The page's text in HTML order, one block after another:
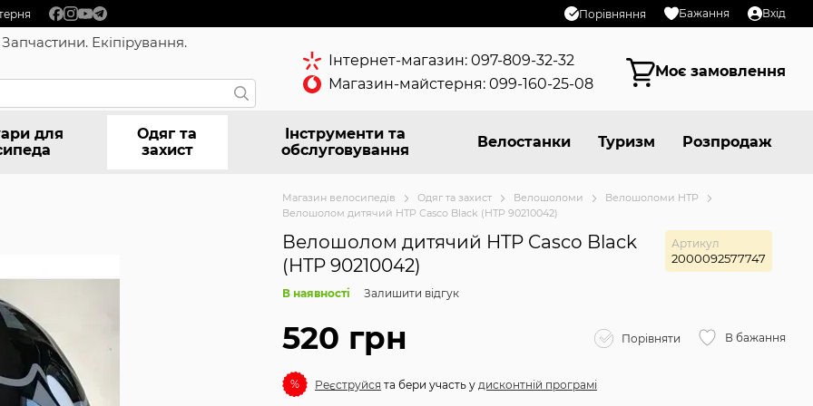
Порівняння Бажання Вхід
Екіпірування.
Інтернет-магазин: 097-809-32-32
Магазин-майстерня: 099-160-25-08
Моє замовлення
для
Одяг та
захист
Інструменти та
обслуговування
Велостанки Туризм Розпродаж
Магазин велосипедів Одяг та захист Велошоломи
Велошоломи HTP
Велошолом дитячий HTP Casco Black (HTP 90210042)
Велошолом дитячий HTP Casco Black
(HTP 90210042)
Артикул
2000092577747
В наявності Залишити відгук
520 грн Порівняти В бажання
% Реєструйся та бери участь у дисконтній програмі